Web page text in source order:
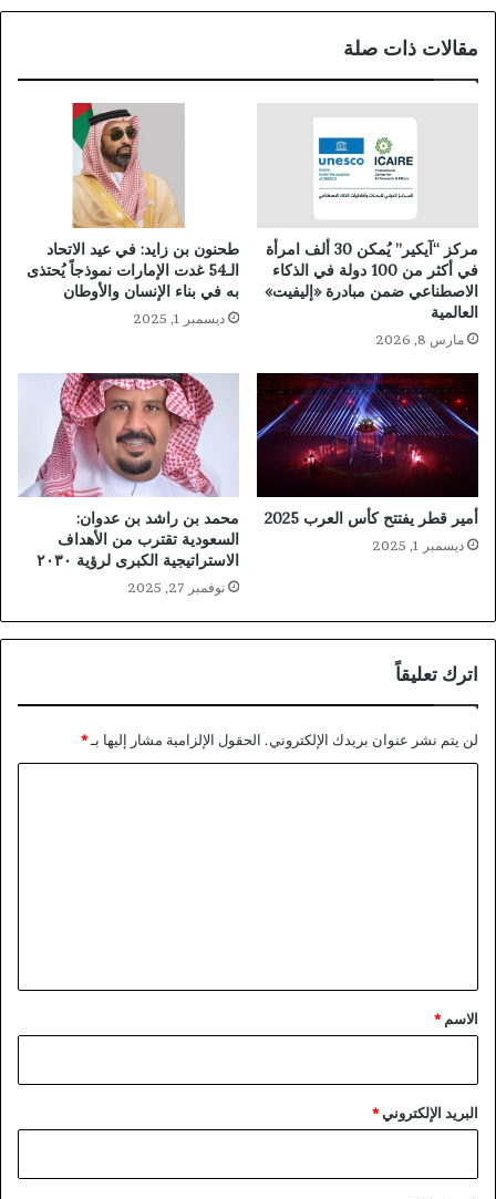
مقالات ذات صلة
مركز “آيكير” يُمكن 30 ألف امرأة
في أكثر من 100 دولة في الذكاء
الاصطناعي ضمن مبادرة «إليفيت»
العالمية
مارس 8, 2026
طحنون بن زايد: في عيد الاتحاد
الـ54 غدت الإمارات نموذجاً يُحتذى
به في بناء الإنسان والأوطان
ديسمبر 1, 2025
أمير قطر يفتتح كأس العرب 2025
ديسمبر 1, 2025
محمد بن راشد بن عدوان:
السعودية تقترب من الأهداف
الاستراتيجية الكبرى لرؤية ٢٠٣٠
نوفمبر 27, 2025
اترك تعليقاً
لن يتم نشر عنوان بريدك الإلكتروني. الحقول الإلزامية مشار إليها بـ*
*
الاسم *
البريد الإلكتروني*